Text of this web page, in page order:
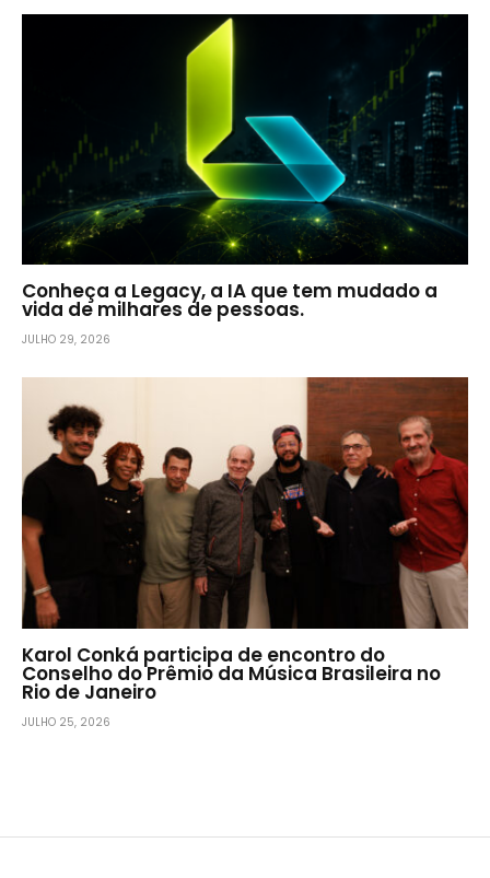
Conheça a Legacy, a IA que tem mudado a
vida de milhares de pessoas.
JULHO 29, 2026
Karol Conká participa de encontro do
Conselho do Prêmio da Música Brasileira no
Rio de Janeiro
JULHO 25, 2026